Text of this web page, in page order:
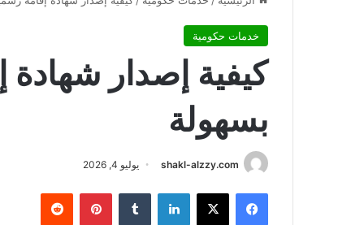
خدمات حكومية
كيفية إصدار
بسهولة
shakl-alzzy.com يوليو 4, 2026
فيسبوك X لينكدإن بينتيريست